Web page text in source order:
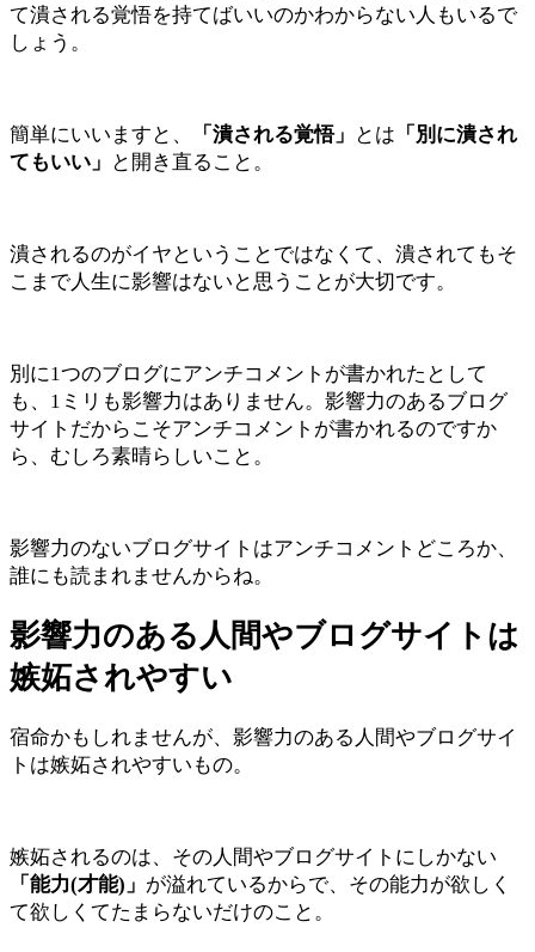
て潰される覚悟を持てばいいのかわからない人もいるで
しょう。
簡単にいいますと、 「潰される覚悟」 とは 「別に潰され
てもいい」
と開き直ること。
潰されるのがイヤということではなくて、潰されてもそ
こまで人生に影響はないと思うことが大切です。
別に1つのブログにアンチコメントが書かれたとして
も、1ミリも影響力はありません。影響力のあるブログ
サイトだからこそアンチコメントが書かれるのですか
ら、むしろ素晴らしいこと。
影響力のないブログサイトはアンチコメントどころか、
誰にも読まれませんからね。
影響力のある人間やブログサイトは
嫉妬されやすい
宿命かもしれませんが、影響力のある人間やブログサイ
トは嫉妬されやすいもの。
嫉妬されるのは、その人間やブログサイトにしかない
「能力(才能)」 が溢れているからで、その能力が欲しく
て欲しくてたまらないだけのこと。